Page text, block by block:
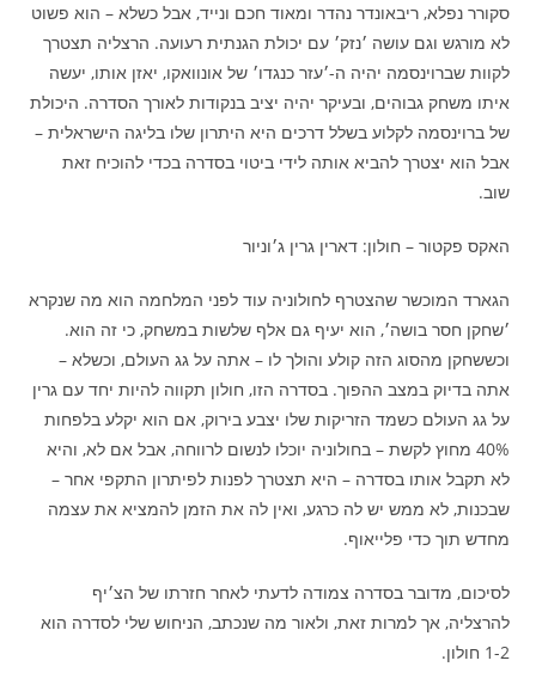
סקורר נפלא, ריבאונדר נהדר ומאוד חכם ונייד, אבל כשלא – הוא פשוט
לא מורגש וגם עושה ׳נזק׳ עם יכולת הגנתית רעועה. הרצליה תצטרך
לקוות שברוינסמה יהיה ה-׳עזר כנגדו׳ של אונוואקו, יאזן אותו, יעשה
איתו משחק גבוהים, ובעיקר יהיה יציב בנקודות לאורך הסדרה. היכולת
של ברוינסמה לקלוע בשלל דרכים היא היתרון שלו בליגה הישראלית –
אבל הוא יצטרך להביא אותה לידי ביטוי בסדרה בכדי להוכיח זאת
שוב.
האקס פקטור – חולון: דארין גרין ג׳וניור
הגארד המוכשר שהצטרף לחולוניה עוד לפני המלחמה הוא מה שנקרא
׳שחקן חסר בושה׳, הוא יעיף גם אלף שלשות במשחק, כי זה הוא.
וכששחקן מהסוג הזה קולע והולך לו – אתה על גג העולם, וכשלא –
אתה בדיוק במצב ההפוך. בסדרה הזו, חולון תקווה להיות יחד עם גרין
על גג העולם כשמד הזריקות שלו יצבע בירוק, אם הוא יקלע בלפחות
40% מחוץ לקשת – בחולוניה יוכלו לנשום לרווחה, אבל אם לא, והיא
לא תקבל אותו בסדרה – היא תצטרך לפנות לפיתרון התקפי אחר –
שבכנות, לא ממש יש לה כרגע, ואין לה את הזמן להמציא את עצמה
מחדש תוך כדי פלייאוף.
לסיכום, מדובר בסדרה צמודה לדעתי לאחר חזרתו של הצ׳יף
להרצליה, אך למרות זאת, ולאור מה שנכתב, הניחוש שלי לסדרה הוא
1-2 חולון.